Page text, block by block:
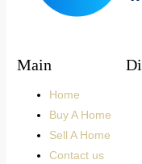
Main
Home
Buy A Home
Sell A Home
Contact us